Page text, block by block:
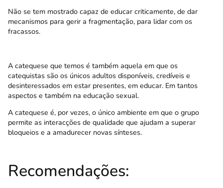
Não se tem mostrado capaz de educar criticamente, de dar
mecanismos para gerir a fragmentação, para lidar com os
fracassos.
A catequese que temos é também aquela em que os
catequistas são os únicos adultos disponíveis, credíveis e
desinteressados em estar presentes, em educar. Em tantos
aspectos e também na educação sexual.
A catequese é, por vezes, o único ambiente em que o grupo
permite as interacções de qualidade que ajudam a superar
bloqueios e a amadurecer novas sínteses.
Recomendações: